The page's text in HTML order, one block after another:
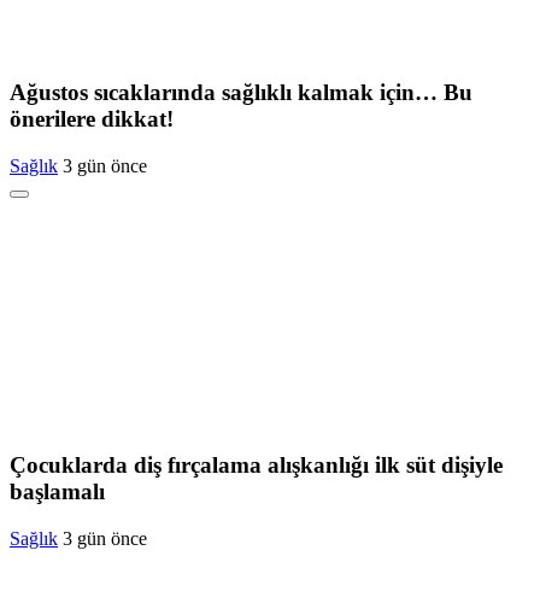
Ağustos sıcaklarında sağlıklı kalmak için… Bu
önerilere dikkat!
Sağlık 3 gün önce
Çocuklarda diş fırçalama alışkanlığı ilk süt dişiyle
başlamalı
Sağlık 3 gün önce